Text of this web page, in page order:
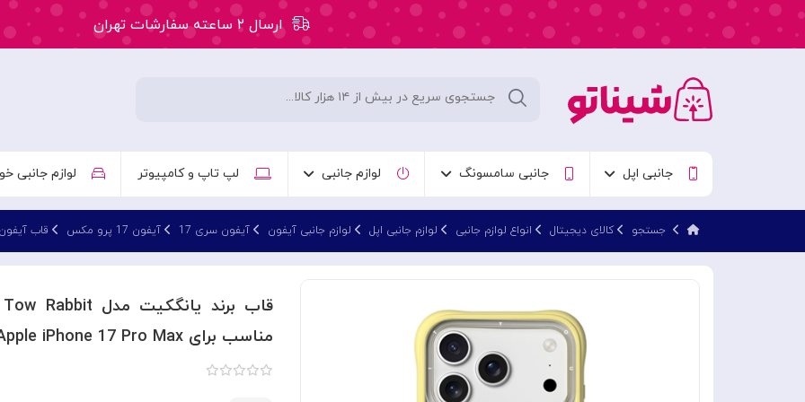
ارسال ۲ ساعته سفارشات تهران
جانبی اپل جانبی سامسونگ لوازم جانبی لپ تاپ و کامپیوتر لوازم جانبی
جستجو کالای دیجیتال انواع لوازم جانبی لوازم جانبی اپل لوازم جانبی آیفون آیفون سری 17 آیفون 17 پرو مکس قاب آیفون 17 پرو
مناسب برای Apple iPhone 17 Pro Max